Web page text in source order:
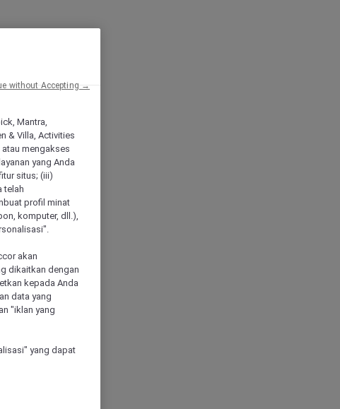
Mantra,
& Villa, Activities
mengakses
yang Anda
situs; (iii)
telah
profil minat
komputer, dll.),
akan
dikaitkan dengan
kepada Anda
data yang
"iklan yang
yang dapat
without Accepting →